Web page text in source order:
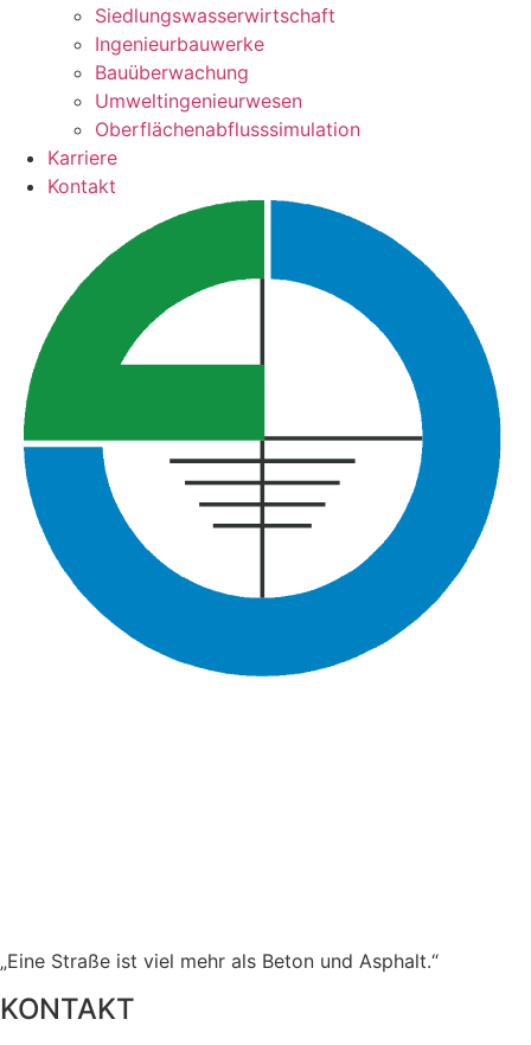
Siedlungswasserwirtschaft
Ingenieurbauwerke
Bauüberwachung
Umweltingenieurwesen
Oberflächenabflusssimulation
Karriere
Kontakt
„Eine Straße ist viel mehr als Beton und Asphalt.“
KONTAKT